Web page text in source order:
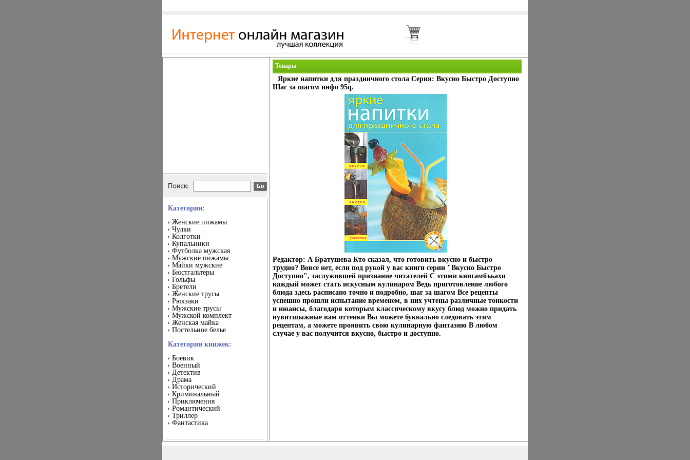
Категории:
Женские пижамы
Чулки
Колготки
Купальники
Футболка мужская
Мужские пижамы
Майки мужские
Бюстгальтеры
Гольфы
Бретели
Женские трусы
Рюкзаки
Мужские трусы
Мужской комплект
Женская майка
Постельное белье
Категории книжек:
Боевик
Военный
Детектив
Драма
Исторический
Криминальный
Приключения
Романтический
Триллер
Фантастика
Товары
Яркие напитки для праздничного стола Серия: Вкусно Быстро Доступно
Шаг за шагом инфо 95q.
Редактор: А Братушева Кто сказал, что готовить вкусно и быстро
трудно? Вовсе нет, если под рукой у вас книги серии "Вкусно Быстро
Доступно", заслужившей признание читателей С этими книгамбъьахи
каждый может стать искусным кулинаром Ведь приготовление любого
блюда здесь расписано точно и подробно, шаг за шагом Все рецепты
успешно прошли испытание временем, в них учтены различные тонкости
и нюансы, благодаря которым классическому вкусу блюд можно придать
нувитшыжные вам оттенки Вы можете буквально следовать этим
рецептам, а можете проявить свою кулинарную фантазию В любом
случае у вас получится вкусно, быстро и доступно.